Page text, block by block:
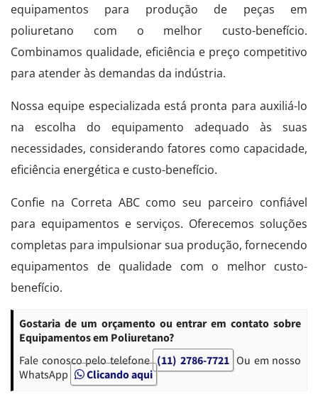
equipamentos para produção de peças em
poliuretano com o melhor custo-benefício.
Combinamos qualidade, eficiência e preço competitivo
para atender às demandas da indústria.
Nossa equipe especializada está pronta para auxiliá-lo
na escolha do equipamento adequado às suas
necessidades, considerando fatores como capacidade,
eficiência energética e custo-benefício.
Confie na Correta ABC como seu parceiro confiável
para equipamentos e serviços. Oferecemos soluções
completas para impulsionar sua produção, fornecendo
equipamentos de qualidade com o melhor custo-
benefício.
Gostaria de um orçamento ou entrar em contato sobre
Equipamentos em Poliuretano?
Fale conosco pelo telefone (11) 2786-7721 Ou em nosso
WhatsApp
Clicando aqui